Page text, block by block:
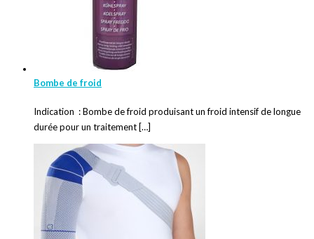
Bombe de froid
Indication : Bombe de froid produisant un froid intensif de longue
durée pour un traitement […]